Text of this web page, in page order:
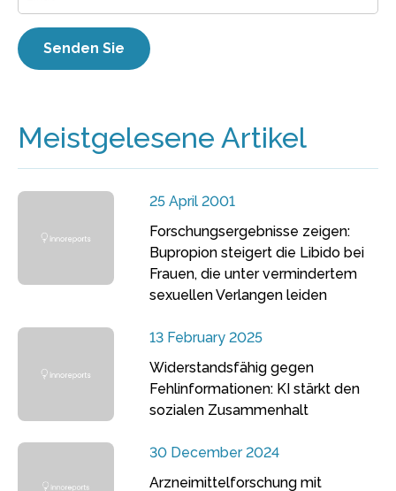
Meistgelesene Artikel
25 April 2001
Forschungsergebnisse zeigen:
Bupropion steigert die Libido bei
Frauen, die unter vermindertem
sexuellen Verlangen leiden
13 February 2025
Widerstandsfähig gegen
Fehlinformationen: KI stärkt den
sozialen Zusammenhalt
30 December 2024
Arzneimittelforschung mit